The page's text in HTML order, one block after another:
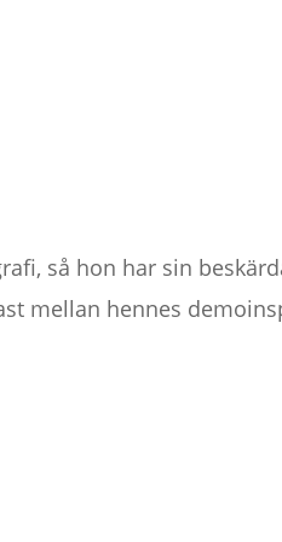
så hon har sin
mellan hennes